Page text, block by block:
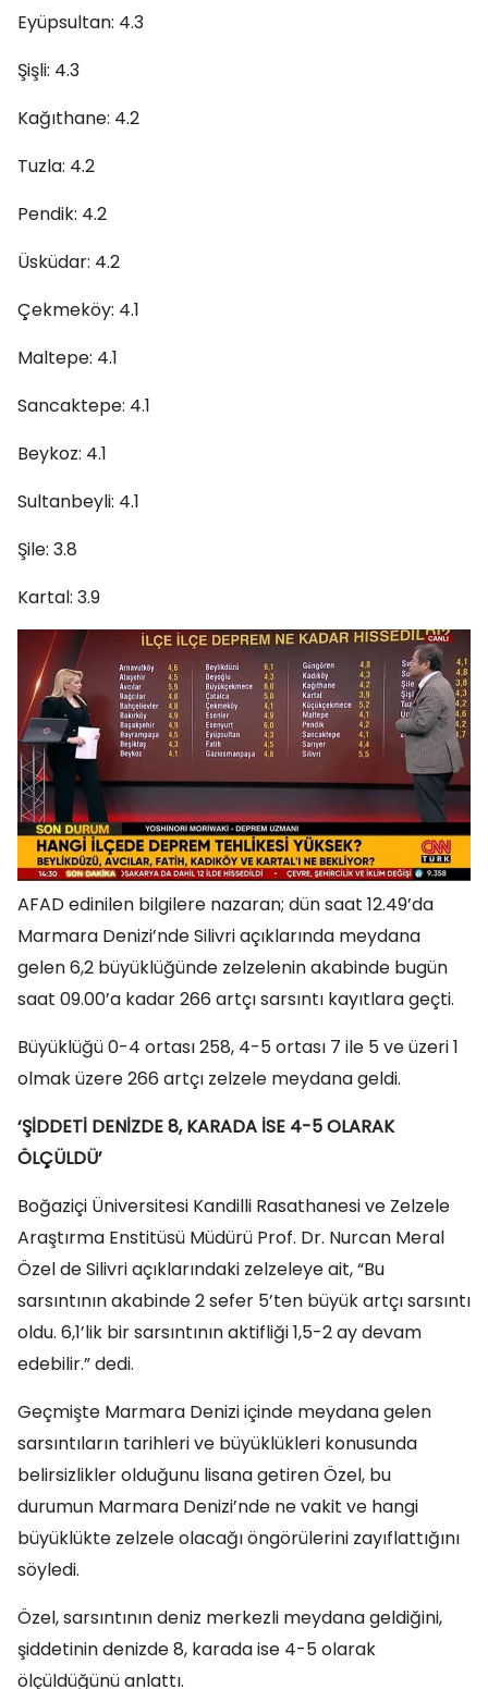
Eyüpsultan: 4.3
Şişli: 4.3
Kağıthane: 4.2
Tuzla: 4.2
Pendik: 4.2
Üsküdar: 4.2
Çekmeköy: 4.1
Maltepe: 4.1
Sancaktepe: 4.1
Beykoz: 4.1
Sultanbeyli: 4.1
Şile: 3.8
Kartal: 3.9
AFAD edinilen bilgilere nazaran; dün saat 12.49’da
Marmara Denizi’nde Silivri açıklarında meydana
gelen 6,2 büyüklüğünde zelzelenin akabinde bugün
saat 09.00’a kadar 266 artçı sarsıntı kayıtlara geçti.
Büyüklüğü 0-4 ortası 258, 4-5 ortası 7 ile 5 ve üzeri 1
olmak üzere 266 artçı zelzele meydana geldi.
‘ŞİDDETİ DENİZDE 8, KARADA İSE 4-5 OLARAK
ÖLÇÜLDÜ’
Boğaziçi Üniversitesi Kandilli Rasathanesi ve Zelzele
Araştırma Enstitüsü Müdürü Prof. Dr. Nurcan Meral
Özel de Silivri açıklarındaki zelzeleye ait, “Bu
sarsıntının akabinde 2 sefer 5’ten büyük artçı sarsıntı
oldu. 6,1’lik bir sarsıntının aktifliği 1,5-2 ay devam
edebilir.” dedi.
Geçmişte Marmara Denizi içinde meydana gelen
sarsıntıların tarihleri ve büyüklükleri konusunda
belirsizlikler olduğunu lisana getiren Özel, bu
durumun Marmara Denizi’nde ne vakit ve hangi
büyüklükte zelzele olacağı öngörülerini zayıflattığını
söyledi.
Özel, sarsıntının deniz merkezli meydana geldiğini,
şiddetinin denizde 8, karada ise 4-5 olarak
ölçüldüğünü anlattı.